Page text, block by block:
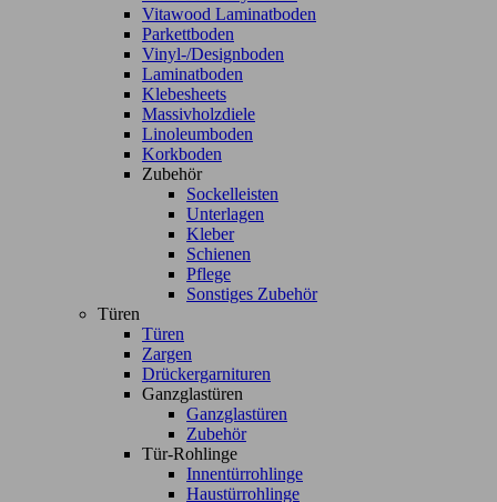
Vitawood Laminatboden
Parkettboden
Vinyl-/Designboden
Laminatboden
Klebesheets
Massivholzdiele
Linoleumboden
Korkboden
Zubehör
Sockelleisten
Unterlagen
Kleber
Schienen
Pflege
Sonstiges Zubehör
Türen
Türen
Zargen
Drückergarnituren
Ganzglastüren
Ganzglastüren
Zubehör
Tür-Rohlinge
Innentürrohlinge
Haustürrohlinge